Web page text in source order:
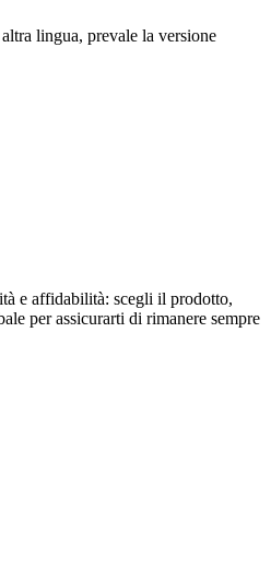
lingua, prevale la versione
e affidabilità: scegli il prodotto,
per assicurarti di rimanere sempre